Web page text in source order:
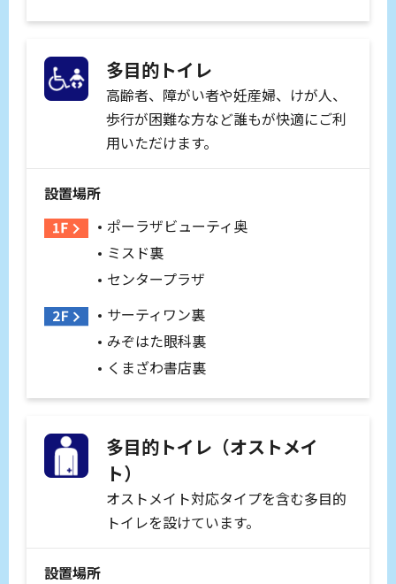
多目的トイレ
高齢者、障がい者や妊産婦、けが人、
歩行が困難な方など誰もが快適にご利
用いただけます。
設置場所
ポーラザビューティ奥
ミスド裏
センタープラザ
サーティワン裏
みぞはた眼科裏
くまざわ書店裏
多目的トイレ（オストメイ
ト）
オストメイト対応タイプを含む多目的
トイレを設けています。
設置場所